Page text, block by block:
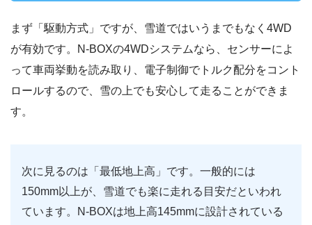
まず「駆動方式」ですが、雪道ではいうまでもなく4WD
が有効です。N-BOXの4WDシステムなら、センサーによ
って車両挙動を読み取り、電子制御でトルク配分をコント
ロールするので、雪の上でも安心して走ることができま
す。
次に見るのは「最低地上高」です。一般的には
150mm以上が、雪道でも楽に走れる目安だといわれ
ています。N-BOXは地上高145mmに設計されている